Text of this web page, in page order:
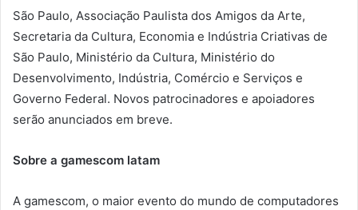
São Paulo, Associação Paulista dos Amigos da Arte,
Secretaria da Cultura, Economia e Indústria Criativas de
São Paulo, Ministério da Cultura, Ministério do
Desenvolvimento, Indústria, Comércio e Serviços e
Governo Federal. Novos patrocinadores e apoiadores
serão anunciados em breve.
Sobre a gamescom latam
A gamescom, o maior evento do mundo de computadores